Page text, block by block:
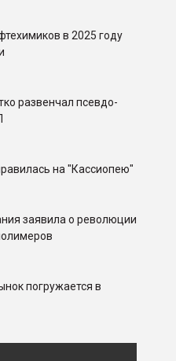
в 2025 году
развенчал псевдо-
на "Кассиопею"
заявила о революции
погружается в